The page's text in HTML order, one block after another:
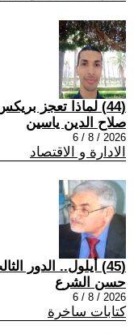
(44) لماذا تعجز بريكس عن قيادة العالم اقتصادياً؟
صلاح الدين ياسين
2026 / 8 / 6
الادارة و الاقتصاد
(45) أيلول.. الدور الثالث والغش العلني
حسن الشرع
2026 / 8 / 6
كتابات ساخرة